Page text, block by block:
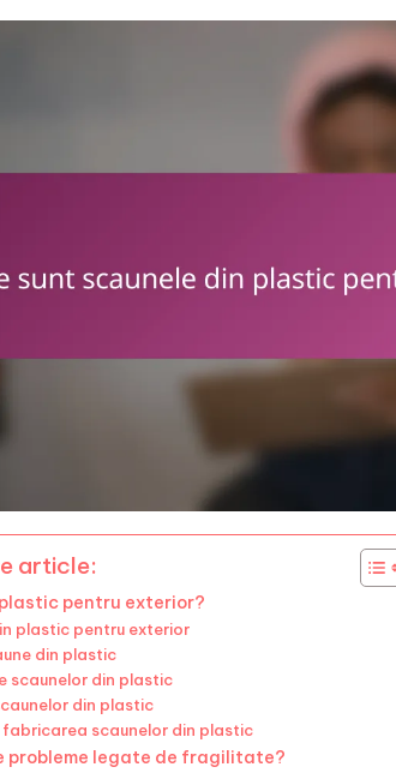
article:
pentru exterior?
plastic pentru exterior
din plastic
scaunelor din plastic
din plastic
scaunelor din plastic
probleme legate de fragilitate?